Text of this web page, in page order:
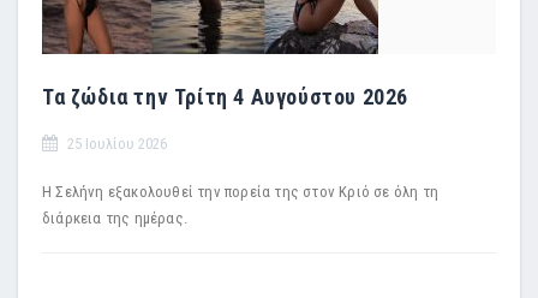
Τα ζώδια την Τρίτη 4 Αυγούστου 2026
25 Ιουλίου 2026
Η Σελήνη εξακολουθεί την πορεία της στον Κριό σε όλη τη
διάρκεια της ημέρας.